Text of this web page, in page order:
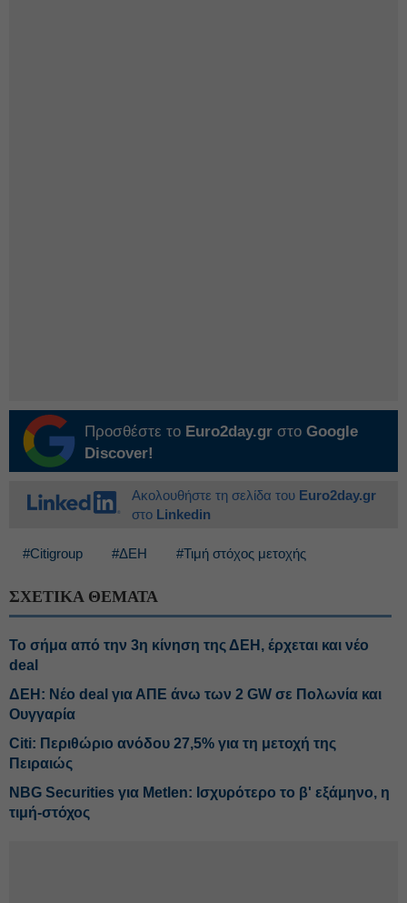
Προσθέστε το Euro2day.gr στο Google
Discover!
Ακολουθήστε τη σελίδα του Euro2day.gr
στο Linkedin
#Citigroup #ΔΕΗ #Τιμή στόχος μετοχής
ΣΧΕΤΙΚΑ ΘΕΜΑΤΑ
Το σήμα από την 3η κίνηση της ΔΕΗ, έρχεται και νέο
deal
ΔΕΗ: Νέο deal για ΑΠΕ άνω των 2 GW σε Πολωνία και
Ουγγαρία
Citi: Περιθώριο ανόδου 27,5% για τη μετοχή της
Πειραιώς
NBG Securities για Metlen: Ισχυρότερο το β' εξάμηνο, η
τιμή-στόχος